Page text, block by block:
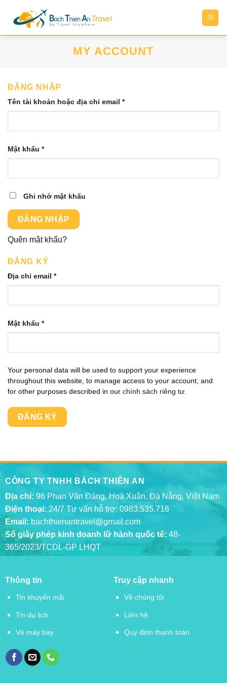
MY ACCOUNT
ĐĂNG NHẬP
Tên tài khoản hoặc địa chỉ email *Bắt
buộc
Mật khẩu *Bắt
buộc
Ghi nhớ mật khẩu
ĐĂNG NHẬP
Quên mật khẩu?
ĐĂNG KÝ
Địa chỉ email *Bắt
buộc
Mật khẩu *Bắt
buộc
Your personal data will be used to support your experience
throughout this website, to manage access to your account, and
for other purposes described in our chính sách riêng tư
ĐĂNG KÝ
CÔNG TY TNHH BÁCH THIÊN AN
Địa chỉ: 96 Phan Văn Đáng, Hoà Xuân, Đà Nẵng, Việt Nam
Điện thoại: 24/7 Tư vấn hỗ trợ: 0983.535.716
Email: bachthienantravel@gmail.com
Số giấy phép kinh doanh lữ hành quốc tế: 48-
365/2023/TCDL-GP LHQT
Thông tin
Tin khuyến mãi
Tin du lịch
Vé máy bay
Truy cập nhanh
Về chúng tôi
Liên hệ
Quy định thanh toán